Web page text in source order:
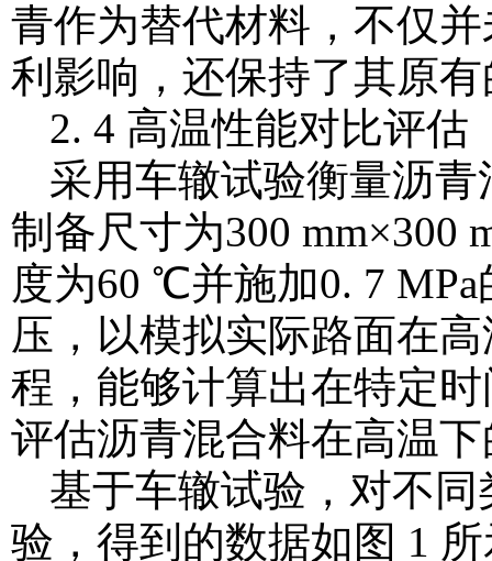
青作为替代材料，不仅
利影响，还保持了其原
2. 4 高温性能对比评估
采用车辙试验衡量沥
制备尺寸为300 mm×300
度为60 ℃并施加0. 7
压，以模拟实际路面在
程，能够计算出在特定
评估沥青混合料在高温
基于车辙试验，对不
验，得到的数据如图 1